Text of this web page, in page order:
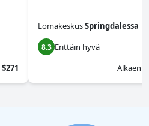
$271
LomakeskusSpringdalessa
8.3 Erittäin hyvä
Alkaen